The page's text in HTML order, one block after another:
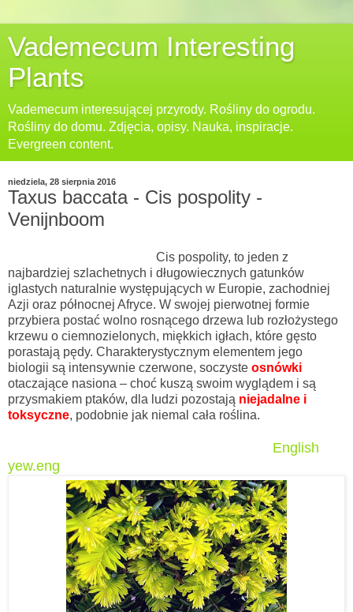
Vademecum Interesting
Plants
Vademecum interesującej przyrody. Rośliny do ogrodu.
Rośliny do domu. Zdjęcia, opisy. Nauka, inspiracje.
Evergreen content.
niedziela, 28 sierpnia 2016
Taxus baccata - Cis pospolity -
Venijnboom
Cis pospolity, to jeden z
najbardziej szlachetnych i długowiecznych gatunków
iglastych naturalnie występujących w Europie, zachodniej
Azji oraz północnej Afryce. W swojej pierwotnej formie
przybiera postać wolno rosnącego drzewa lub rozłożystego
krzewu o ciemnozielonych, miękkich igłach, które gęsto
porastają pędy. Charakterystycznym elementem jego
biologii są intensywnie czerwone, soczyste osnówki
otaczające nasiona – choć kuszą swoim wyglądem i są
przysmakiem ptaków, dla ludzi pozostają niejadalne i
toksyczne, podobnie jak niemal cała roślina.
English
yew.eng